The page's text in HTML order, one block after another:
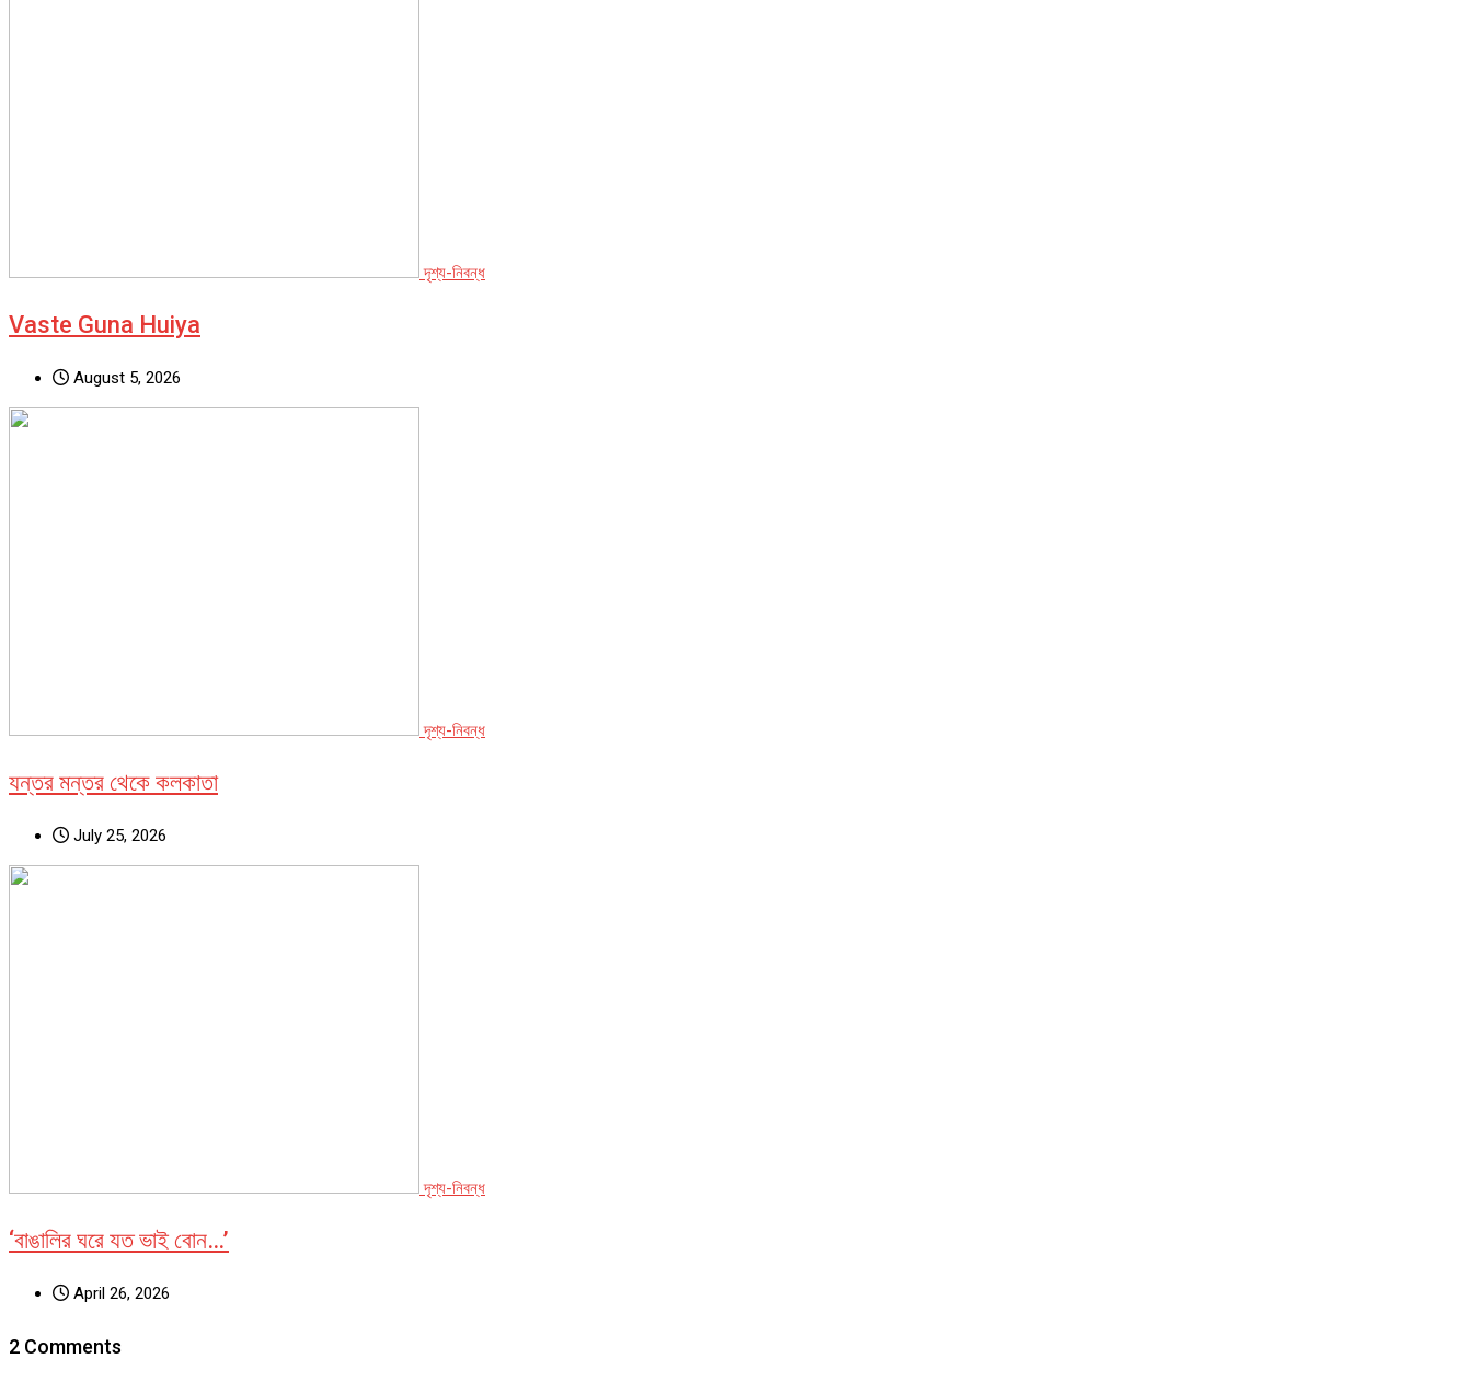
দৃশ্য-নিবন্ধ
Vaste Guna Huiya
August 5, 2026
দৃশ্য-নিবন্ধ
যন্তর মন্তর থেকে কলকাতা
July 25, 2026
দৃশ্য-নিবন্ধ
‘বাঙালির ঘরে যত ভাই বোন…’
April 26, 2026
2 Comments